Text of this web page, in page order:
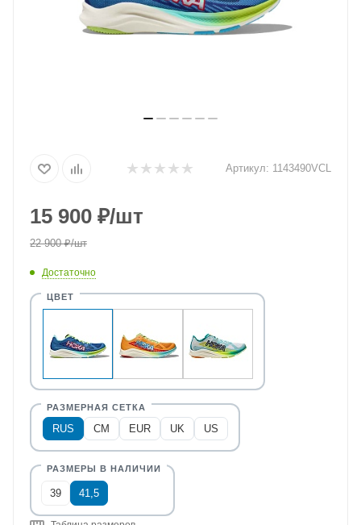
Артикул: 1143490VCL
15 900 ₽/шт
22 900₽/шт
Достаточно
RUS CM EUR UK US
39 41,5